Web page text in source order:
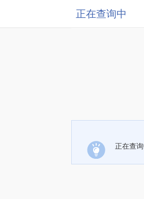
正在查询中
正在查